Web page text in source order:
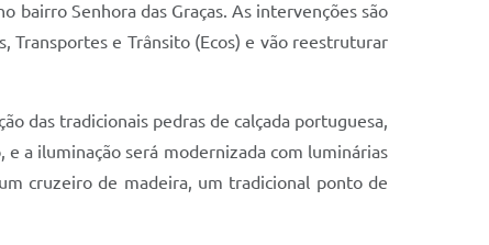
bairro Senhora das Graças. As intervenções são
Transportes e Trânsito (Ecos) e vão reestruturar
das tradicionais pedras de calçada portuguesa,
a iluminação será modernizada com luminárias
cruzeiro de madeira, um tradicional ponto de